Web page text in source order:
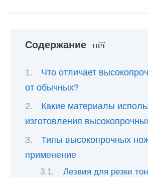
Содержание
Что отличает
от обычных?
Какие материалы
изготовления
Типы высокопрочных
применение
Лезвия для резки